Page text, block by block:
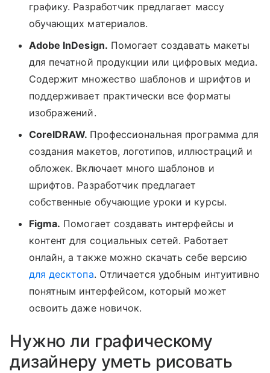
графику. Разработчик предлагает массу
обучающих материалов.
Adobe InDesign. Помогает создавать макеты
для печатной продукции или цифровых медиа.
Содержит множество шаблонов и шрифтов и
поддерживает практически все форматы
изображений.
CorelDRAW. Профессиональная программа для
создания макетов, логотипов, иллюстраций и
обложек. Включает много шаблонов и
шрифтов. Разработчик предлагает
собственные обучающие уроки и курсы.
Figma. Помогает создавать интерфейсы и
контент для социальных сетей. Работает
онлайн, а также можно скачать себе версию
для десктопа. Отличается удобным интуитивно
понятным интерфейсом, который может
освоить даже новичок.
Нужно ли графическому
дизайнеру уметь рисовать